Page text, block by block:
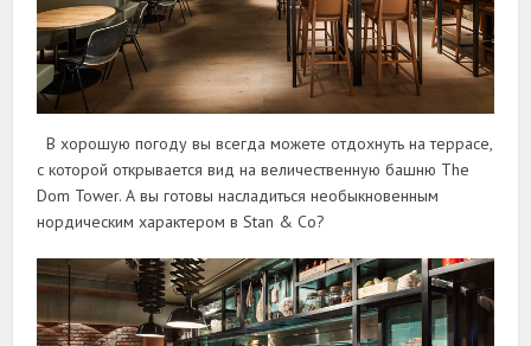
В хорошую погоду вы всегда можете отдохнуть на террасе,
с которой открывается вид на величественную башню The
Dom Tower. А вы готовы насладиться необыкновенным
нордическим характером в Stan & Co?